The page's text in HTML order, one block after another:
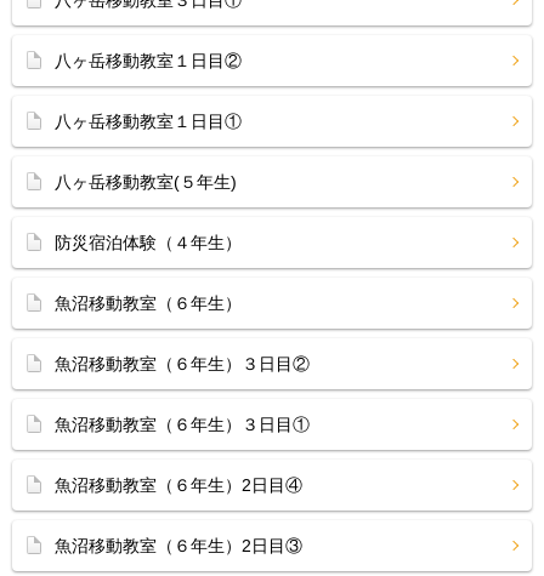
八ヶ岳移動教室１日目②
八ヶ岳移動教室１日目①
八ヶ岳移動教室(５年生)
防災宿泊体験（４年生）
魚沼移動教室（６年生）
魚沼移動教室（６年生）３日目②
魚沼移動教室（６年生）３日目①
魚沼移動教室（６年生）2日目④
魚沼移動教室（６年生）2日目③